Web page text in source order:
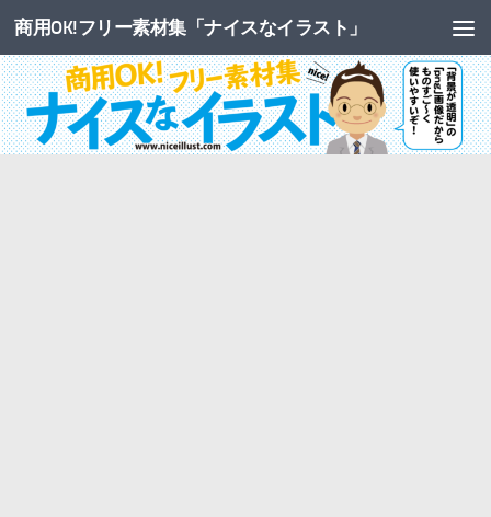
コンテンツへスキップ
商用OK!フリー素材集「ナイスなイラスト」